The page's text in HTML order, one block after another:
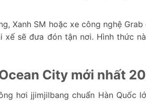
Xanh SM hoặc xe công nghệ
xế sẽ đưa đón tận nơi. Hình thức
City mới nhất
hơi jjimjilbang chuẩn Hàn Quốc